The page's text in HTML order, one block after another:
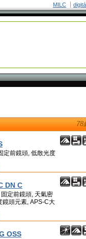
MILC
78
定前鏡頭, 低散光度
DN C
定前鏡頭, 天氣密
鏡頭元素, APS-C大
OSS